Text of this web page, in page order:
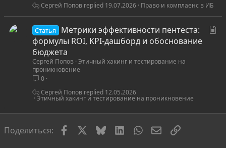
Право и комплаенс в ИБ
19.07.2026
Сергей Попов
Статья
Метрики эффективности пентеста:
формулы ROI, KPI-дашборд и обоснование
бюджета
Сергей Попов Этичный хакинг и тестирование на
проникновение
0
Этичный хакинг и тестирование на проникновение
12.05.2026
Сергей Попов
Поделиться: FacebookBlueskyLinkedInWhatsAppЭлектронная
Ссылка